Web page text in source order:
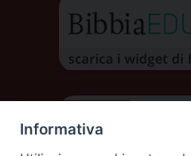
Informativa